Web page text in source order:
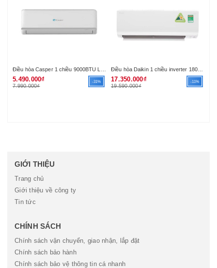
Điều hòa Casper 1 chiều 9000BTU LC-09TL22 (R410A)
5.490.000₫
7.990.000₫
-31%
Điều hòa Daikin 1 chiều inverter 18000Btu FTKA50UAVMV (R32) (VN)
17.350.000₫
19.590.000₫
-11%
GIỚI THIỆU
Trang chủ
Giới thiệu về công ty
Tin tức
CHÍNH SÁCH
Chính sách vận chuyển, giao nhận, lắp đặt
Chính sách bảo hành
Chính sách bảo vệ thông tin cá nhanh